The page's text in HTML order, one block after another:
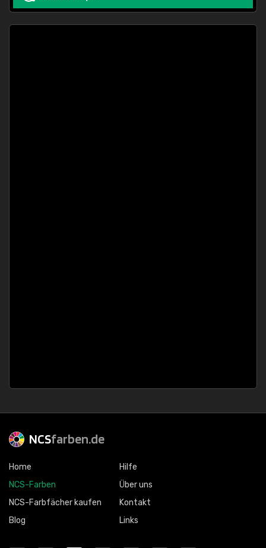
NCSfarben.de
Home
NCS-Farben
NCS-Farbfächer kaufen
Blog
Hilfe
Über uns
Kontakt
Links